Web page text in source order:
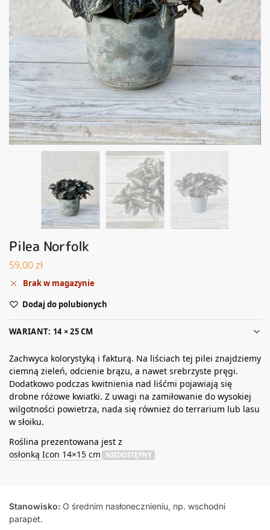
Pilea Norfolk
59,00zł
Brak w magazynie
Dodaj do polubionych
WARIANT: 14 × 25 CM
Zachwyca kolorystyką i fakturą. Na liściach tej pilei znajdziemy
ciemną zieleń, odcienie brązu, a nawet srebrzyste pręgi.
Dodatkowo podczas kwitnienia nad liśćmi pojawiają się
drobne różowe kwiatki. Z uwagi na zamiłowanie do wysokiej
wilgotności powietrza, nada się również do terrarium lub lasu
w słoiku.
Roślina prezentowana jest z
osłonką Icon 14×15 cm
NIEDOSTĘPNY
Stanowisko: O średnim nasłonecznieniu, np. wschodni
parapet.